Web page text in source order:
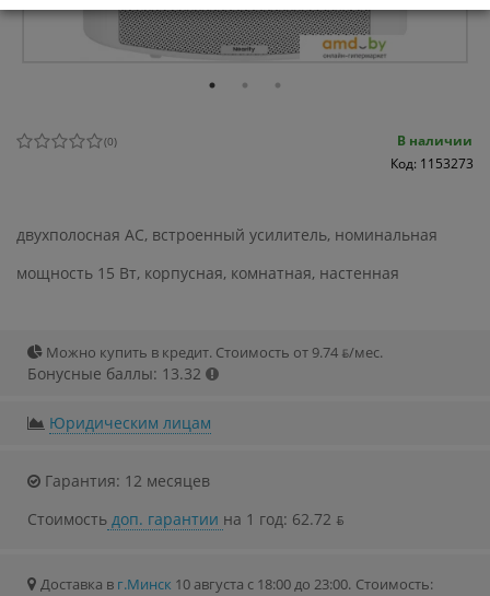
(0)
В наличии
Код: 1153273
двухполосная АС, встроенный усилитель, номинальная
мощность 15 Вт, корпусная, комнатная, настенная
Можно купить в кредит. Стоимость от 9.74 ƃ/мec.
Бонусные баллы: 13.32
Юридическим лицам
Гарантия: 12 месяцев
Стоимость доп. гарантии на 1 год: 62.72 ƃ
Доставка в г.Минск 10 августа с 18:00 до 23:00. Стоимость: